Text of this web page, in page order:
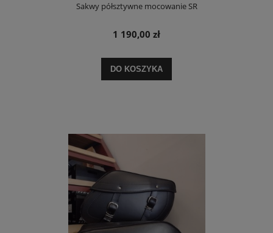
Sakwy półsztywne mocowanie SR
1 190,00 zł
DO KOSZYKA